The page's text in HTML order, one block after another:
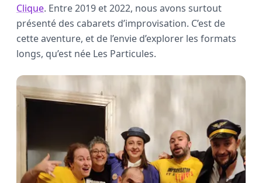
Clique. Entre 2019 et 2022, nous avons surtout
présenté des cabarets d’improvisation. C’est de
cette aventure, et de l’envie d’explorer les formats
longs, qu’est née Les Particules.